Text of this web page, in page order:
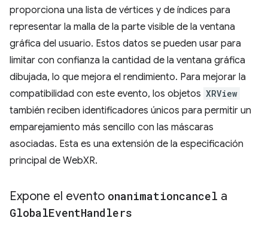
proporciona una lista de vértices y de índices para
representar la malla de la parte visible de la ventana
gráfica del usuario. Estos datos se pueden usar para
limitar con confianza la cantidad de la ventana gráfica
dibujada, lo que mejora el rendimiento. Para mejorar la
compatibilidad con este evento, los objetos XRView
también reciben identificadores únicos para permitir un
emparejamiento más sencillo con las máscaras
asociadas. Esta es una extensión de la especificación
principal de WebXR.
Expone el evento onanimationcancel a
GlobalEventHandlers